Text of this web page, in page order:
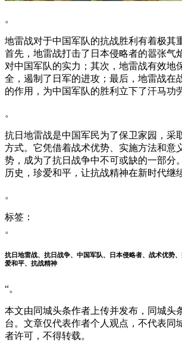
。
地雷战对于中国军队的抗战胜利有着极其
首先，地雷战打击了日本侵略者的嚣张气
对中国军队的实力；其次，地雷战有效地
全，遏制了日军的进攻；最后，地雷战在
的作用，为中国军队的胜利立下了汗马功
。
抗日地雷战是中国军民为了保卫家园，采
方式。它凭借着战术优势、实施方法和意
势，成为了抗日战争中不可或缺的一部分
历史，珍爱和平，让抗战精神在新时代继
。
标签：
。
抗日地雷战、抗日战争、中国军队、日本侵略者、战术优势
爱和平、抗战精神
“。
本文由同城头条作者上传并发布，同城头
台。文章仅代表作者个人观点，不代表同
者许可，不得转载。